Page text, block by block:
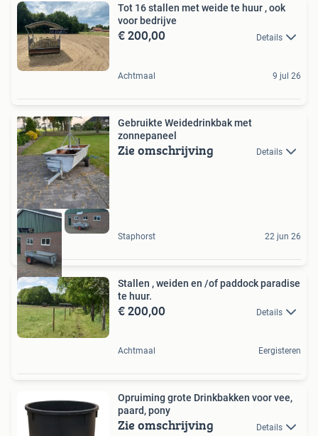
Tot 16 stallen met weide te huur , ook
voor bedrijve
€ 200,00 Details
Achtmaal 9 jul 26
Gebruikte Weidedrinkbak met
zonnepaneel
Zie omschrijving Details
Staphorst 22 jun 26
Stallen , weiden en /of paddock paradise
te huur.
€ 200,00 Details
Achtmaal Eergisteren
Opruiming grote Drinkbakken voor vee,
paard, pony
Zie omschrijving Details